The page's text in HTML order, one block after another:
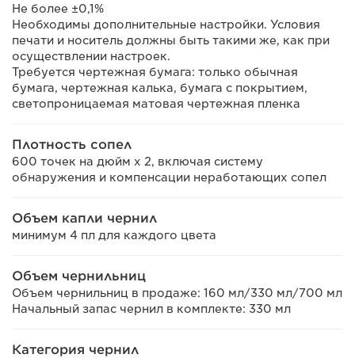
Не более ±0,1%
Необходимы дополнительные настройки. Условия
печати и носитель должны быть такими же, как при
осуществлении настроек.
Требуется чертежная бумага: только обычная
бумага, чертежная калька, бумага с покрытием,
светопроницаемая матовая чертежная пленка
Плотность сопел
600 точек на дюйм x 2, включая систему
обнаружения и компенсации неработающих сопел
Объем капли чернил
минимум 4 пл для каждого цвета
Объем чернильниц
Объем чернильниц в продаже: 160 мл/330 мл/700 мл
Начальный запас чернил в комплекте: 330 мл
Категория чернил